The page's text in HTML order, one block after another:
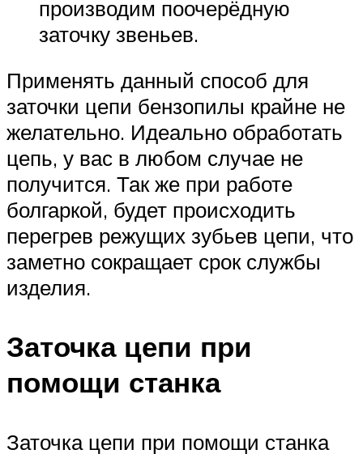
производим поочерёдную
заточку звеньев.
Применять данный способ для
заточки цепи бензопилы крайне не
желательно. Идеально обработать
цепь, у вас в любом случае не
получится. Так же при работе
болгаркой, будет происходить
перегрев режущих зубьев цепи, что
заметно сокращает срок службы
изделия.
Заточка цепи при
помощи станка
Заточка цепи при помощи станка